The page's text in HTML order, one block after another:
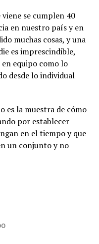
viene se cumplen 40
en nuestro país y en
muchas cosas, y una
es imprescindible,
equipo como lo
desde lo individual
es la muestra de cómo
por establecer
en el tiempo y que
un conjunto y no